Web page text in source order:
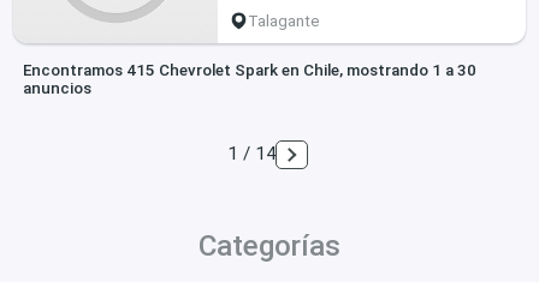
Talagante
Encontramos 415 Chevrolet Spark en Chile, mostrando 1 a 30
anuncios
1 / 14
Categorías